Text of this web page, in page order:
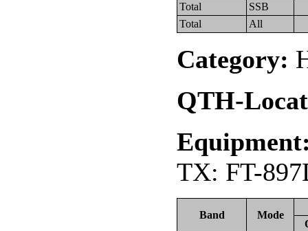
Total
SSB
Total
All
Category:
QTH-
TX: FT-
Band Mode